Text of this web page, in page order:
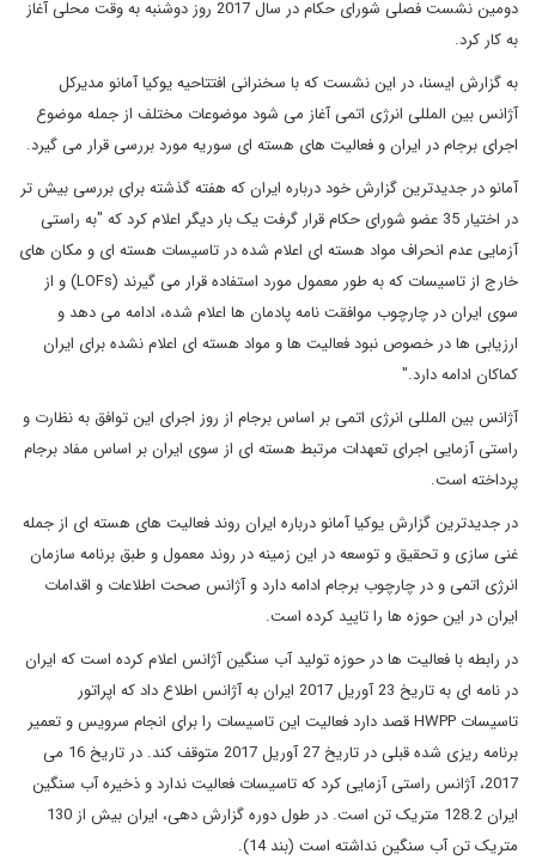
دومین نشست فصلی شورای حکام در سال 2017 روز دوشنبه به وقت محلی آغاز
به کار کرد.
به گزارش ایسنا، در این نشست که با سخنرانی افتتاحیه یوکیا آمانو مدیرکل
آژانس بین المللی انرژی اتمی آغاز می شود موضوعات مختلف از جمله موضوع
اجرای برجام در ایران و فعالیت های هسته ای سوریه مورد بررسی قرار می گیرد.
آمانو در جدیدترین گزارش خود درباره ایران که هفته گذشته برای بررسی بیش تر
در اختیار 35 عضو شورای حکام قرار گرفت یک بار دیگر اعلام کرد که "به راستی
آزمایی عدم انحراف مواد هسته ای اعلام شده در تاسیسات هسته ای و مکان های
خارج از تاسیسات که به طور معمول مورد استفاده قرار می گیرند (LOFs) و از
سوی ایران در چارچوب موافقت نامه پادمان ها اعلام شده، ادامه می دهد و
ارزیابی ها در خصوص نبود فعالیت ها و مواد هسته ای اعلام نشده برای ایران
کماکان ادامه دارد."
آژانس بین المللی انرژی اتمی بر اساس برجام از روز اجرای این توافق به نظارت و
راستی آزمایی اجرای تعهدات مرتبط هسته ای از سوی ایران بر اساس مفاد برجام
پرداخته است.
در جدیدترین گزارش یوکیا آمانو درباره ایران روند فعالیت های هسته ای از جمله
غنی سازی و تحقیق و توسعه در این زمینه در روند معمول و طبق برنامه سازمان
انرژی اتمی و در چارچوب برجام ادامه دارد و آژانس صحت اطلاعات و اقدامات
ایران در این حوزه ها را تایید کرده است.
در رابطه با فعالیت ها در حوزه تولید آب سنگین آژانس اعلام کرده است که ایران
در نامه ای به تاریخ 23 آوریل 2017 ایران به آژانس اطلاع داد که اپراتور
تاسیسات HWPP قصد دارد فعالیت این تاسیسات را برای انجام سرویس و تعمیر
برنامه ریزی شده قبلی در تاریخ 27 آوریل 2017 متوقف کند. در تاریخ 16 می
2017، آژانس راستی آزمایی کرد که تاسیسات فعالیت ندارد و ذخیره آب سنگین
ایران 128.2 متریک تن است. در طول دوره گزارش دهی، ایران بیش از 130
متریک تن آب سنگین نداشته است (بند 14).